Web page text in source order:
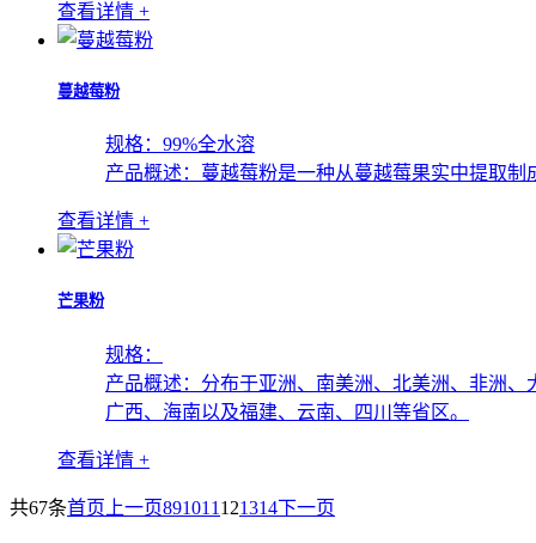
查看详情 +
蔓越莓粉
规格： 99%全水溶
产品概述： 蔓越莓粉是一种从蔓越莓果实中提取
查看详情 +
芒果粉
规格：
产品概述： 分布于亚洲、南美洲、北美洲、非洲、
广西、海南以及福建、云南、四川等省区。
查看详情 +
共67条首页 上一页891011 121314下一页